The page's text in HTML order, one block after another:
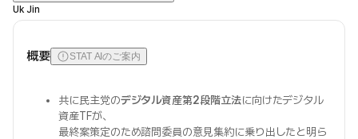
Uk Jin
概要 STAT AIのご案内
共に民主党のデジタル資産第2段階立法に向けたデジタル
資産TFが、
最終案策定のため諮問委員の意見集約に乗り出したと明ら